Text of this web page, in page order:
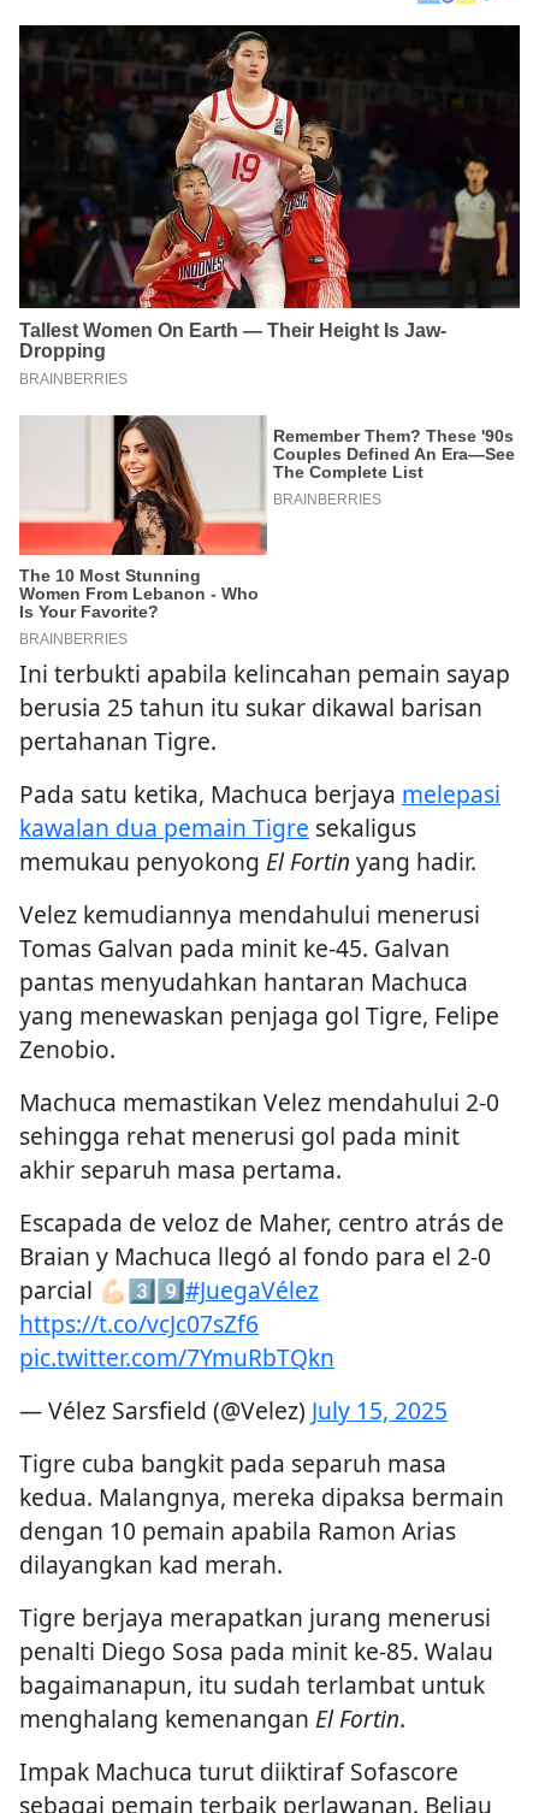
Ini terbukti apabila kelincahan pemain sayap
berusia 25 tahun itu sukar dikawal barisan
pertahanan Tigre.
Pada satu ketika, Machuca berjaya melepasi
kawalan dua pemain Tigre sekaligus
memukau penyokong El Fortin yang hadir.
Velez kemudiannya mendahului menerusi
Tomas Galvan pada minit ke-45. Galvan
pantas menyudahkan hantaran Machuca
yang menewaskan penjaga gol Tigre, Felipe
Zenobio.
Machuca memastikan Velez mendahului 2-0
sehingga rehat menerusi gol pada minit
akhir separuh masa pertama.
Escapada de veloz de Maher, centro atrás de
Braian y Machuca llegó al fondo para el 2-0
parcial 💪🏻3️⃣9️⃣#JuegaVélez
https://t.co/vcJc07sZf6
pic.twitter.com/7YmuRbTQkn
— Vélez Sarsfield (@Velez) July 15, 2025
Tigre cuba bangkit pada separuh masa
kedua. Malangnya, mereka dipaksa bermain
dengan 10 pemain apabila Ramon Arias
dilayangkan kad merah.
Tigre berjaya merapatkan jurang menerusi
penalti Diego Sosa pada minit ke-85. Walau
bagaimanapun, itu sudah terlambat untuk
menghalang kemenangan El Fortin.
Impak Machuca turut diiktiraf Sofascore
sebagai pemain terbaik perlawanan. Beliau